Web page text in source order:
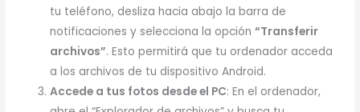
tu teléfono, desliza hacia abajo la barra de
notificaciones y selecciona la opción“Transferir
archivos”. Esto permitirá que tu ordenador acceda
a los archivos de tu dispositivo Android.
Accede a tus fotos desde el PC: En el ordenador,